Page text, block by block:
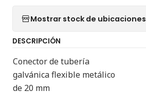
Mostrar stock de ubicaciones
DESCRIPCIÓN
Conector de tubería
galvánica flexible metálico
de 20 mm